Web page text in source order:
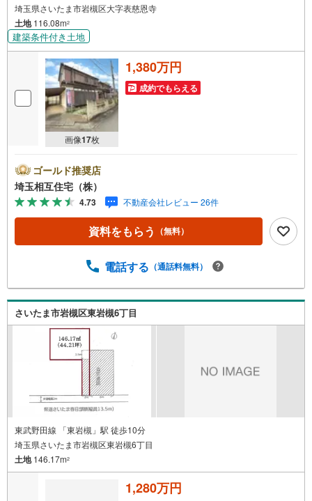
埼玉県さいたま市岩槻区大字表慈恩寺
土地116.08m2
建築条件付き土地
画像17枚
1,380万円
成約でもらえる
ゴールド推奨店
埼玉相互住宅（株）
4.73 不動産会社レビュー 26件
資料をもらう （無料）
電話する （通話料無料）
さいたま市岩槻区東岩槻6丁目
東武野田線 「東岩槻」駅 徒歩10分
埼玉県さいたま市岩槻区東岩槻6丁目
土地146.17m2
1,280万円